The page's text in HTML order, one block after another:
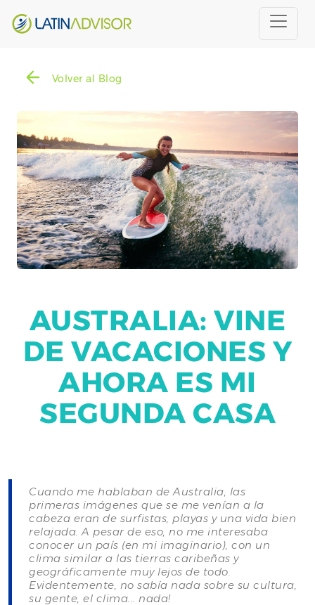
Volver al Blog
AUSTRALIA: VINE
DE VACACIONES Y
AHORA ES MI
SEGUNDA CASA
Cuando me hablaban de Australia, las
primeras imágenes que se me venían a la
cabeza eran de surfistas, playas y una vida bien
relajada. A pesar de eso, no me interesaba
conocer un país (en mi imaginario), con un
clima similar a las tierras caribeñas y
geográficamente muy lejos de todo.
Evidentemente, no sabía nada sobre su cultura,
su gente, el clima... nada!